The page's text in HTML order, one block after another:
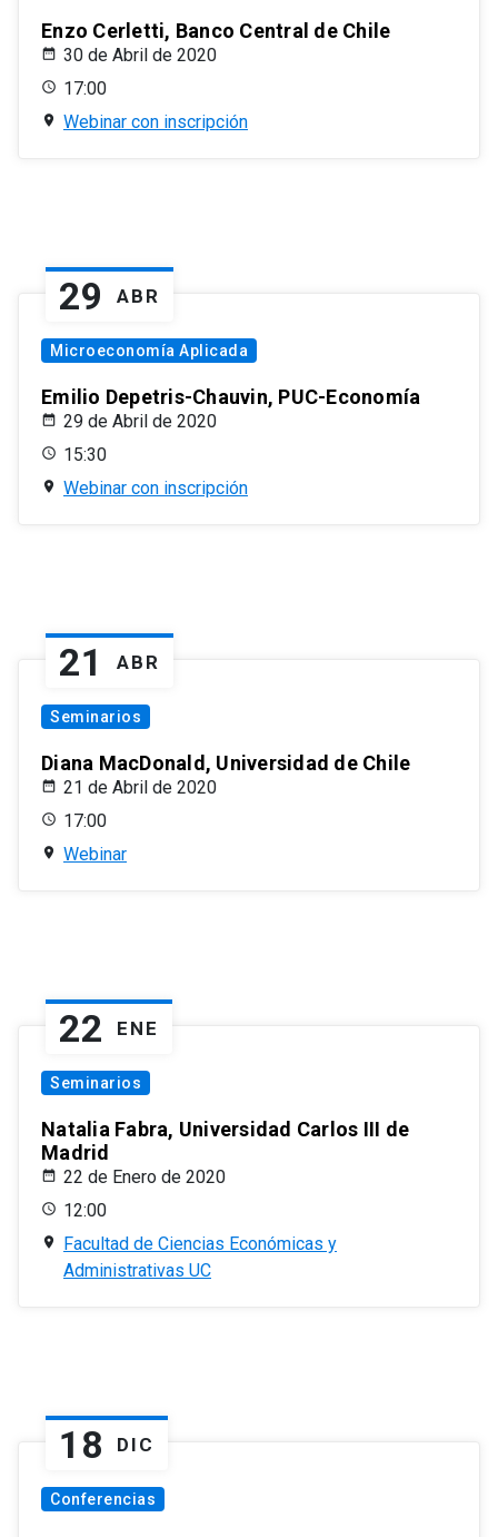
Enzo Cerletti, Banco Central de Chile
30 de Abril de 2020
17:00
Webinar con inscripción
29 ABR
Microeconomía Aplicada
Emilio Depetris-Chauvin, PUC-Economía
29 de Abril de 2020
15:30
Webinar con inscripción
21 ABR
Seminarios
Diana MacDonald, Universidad de Chile
21 de Abril de 2020
17:00
Webinar
22 ENE
Seminarios
Natalia Fabra, Universidad Carlos III de
Madrid
22 de Enero de 2020
12:00
Facultad de Ciencias Económicas y
Administrativas UC
18 DIC
Conferencias